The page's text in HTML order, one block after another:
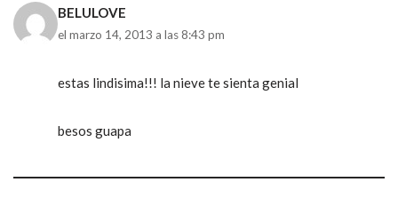
BELULOVE
el marzo 14, 2013 a las 8:43 pm
estas lindisima!!! la nieve te sienta genial
besos guapa